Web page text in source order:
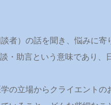
者）の話を聞き、悩みに寄
・助言という意味であり
の立場からクライエント